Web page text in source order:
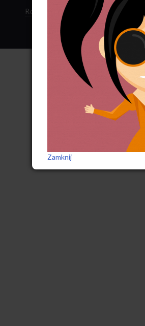
Regulamin sklepu Polityka ciasteczek
Zamknij